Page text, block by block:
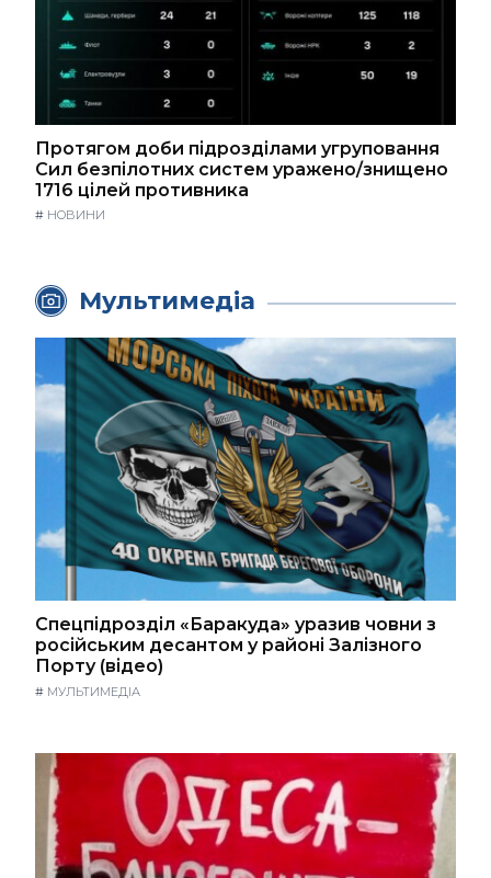
Протягом доби підрозділами угруповання
Сил безпілотних систем уражено/знищено
1716 цілей противника
# НОВИНИ
Мультимедіа
Спецпідрозділ «Баракуда» уразив човни з
російським десантом у районі Залізного
Порту (відео)
# МУЛЬТИМЕДІА